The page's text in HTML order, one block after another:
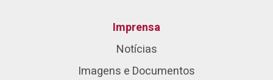
Imprensa
Notícias
Imagens e Documentos